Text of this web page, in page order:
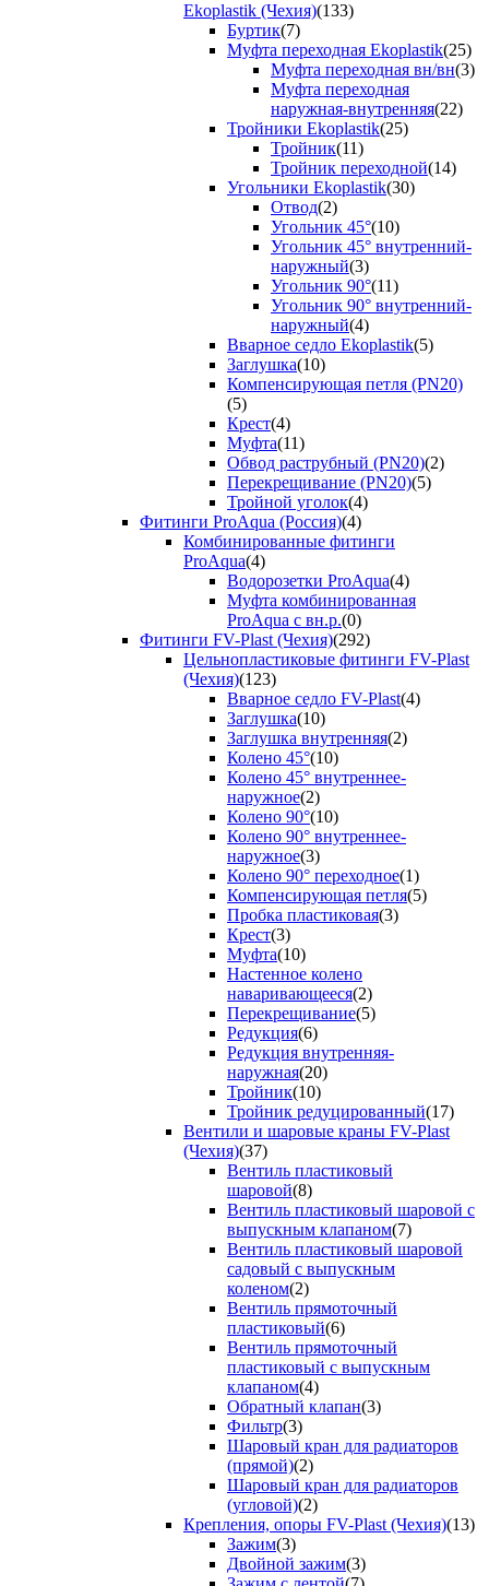
Ekoplastik (Чехия)(133)
Буртик(7)
Муфта переходная Ekoplastik(25)
Муфта переходная вн/вн(3)
Муфта переходная
наружная-внутренняя(22)
Тройники Ekoplastik(25)
Тройник(11)
Тройник переходной(14)
Угольники Ekoplastik(30)
Отвод(2)
Угольник 45°(10)
Угольник 45° внутренний-
наружный(3)
Угольник 90°(11)
Угольник 90° внутренний-
наружный(4)
Вварное седло Ekoplastik(5)
Заглушка(10)
Компенсирующая петля (PN20)
(5)
Крест(4)
Муфта(11)
Обвод раструбный (PN20)(2)
Перекрещивание (PN20)(5)
Тройной уголок(4)
Фитинги ProAqua (Россия)(4)
Комбинированные фитинги
ProAqua(4)
Водорозетки ProAqua(4)
Муфта комбинированная
ProAqua с вн.р.(0)
Фитинги FV-Plast (Чехия)(292)
Цельнопластиковые фитинги FV-Plast
(Чехия)(123)
Вварное седло FV-Plast(4)
Заглушка(10)
Заглушка внутренняя(2)
Колено 45°(10)
Колено 45° внутреннее-
наружное(2)
Колено 90°(10)
Колено 90° внутреннее-
наружное(3)
Колено 90° переходное(1)
Компенсирующая петля(5)
Пробка пластиковая(3)
Крест(3)
Муфта(10)
Настенное колено
наваривающееся(2)
Перекрещивание(5)
Редукция(6)
Редукция внутренняя-
наружная(20)
Тройник(10)
Тройник редуцированный(17)
Вентили и шаровые краны FV-Plast
(Чехия)(37)
Вентиль пластиковый
шаровой(8)
Вентиль пластиковый шаровой с
выпускным клапаном(7)
Вентиль пластиковый шаровой
садовый с выпускным
коленом(2)
Вентиль прямоточный
пластиковый(6)
Вентиль прямоточный
пластиковый с выпускным
клапаном(4)
Обратный клапан(3)
Фильтр(3)
Шаровый кран для радиаторов
(прямой)(2)
Шаровый кран для радиаторов
(угловой)(2)
Крепления, опоры FV-Plast (Чехия)(13)
Зажим(3)
Двойной зажим(3)